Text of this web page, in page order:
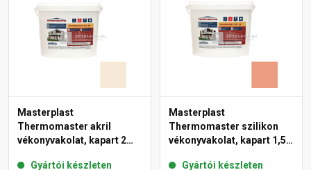
Masterplast
Thermomaster akril
vékonyvakolat, kapart 2
Gyártói készleten
Masterplast
Thermomaster szilikon
vékonyvakolat, kapart 1,5
Gyártói készleten